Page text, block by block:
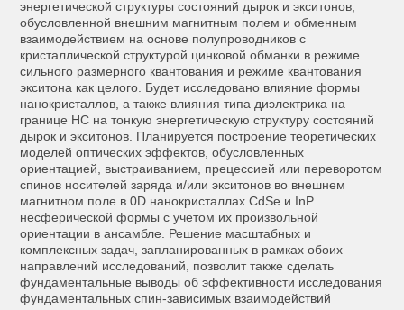
энергетической структуры состояний дырок и экситонов,
обусловленной внешним магнитным полем и обменным
взаимодействием на основе полупроводников с
кристаллической структурой цинковой обманки в режиме
сильного размерного квантования и режиме квантования
экситона как целого. Будет исследовано влияние формы
нанокристаллов, а также влияния типа диэлектрика на
границе НС на тонкую энергетическую структуру состояний
дырок и экситонов. Планируется построение теоретических
моделей оптических эффектов, обусловленных
ориентацией, выстраиванием, прецессией или переворотом
спинов носителей заряда и/или экситонов во внешнем
магнитном поле в 0D нанокристаллах CdSe и InP
несферической формы с учетом их произвольной
ориентации в ансамбле. Решение масштабных и
комплексных задач, запланированных в рамках обоих
направлений исследований, позволит также сделать
фундаментальные выводы об эффективности исследования
фундаментальных спин-зависимых взаимодействий